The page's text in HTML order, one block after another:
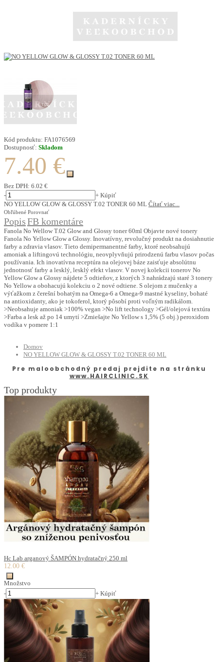
Kód produktu: FA1076569
Dostupnosť: Skladom
7.40 €
Bez DPH: 6.02 €
-
+ Kúpiť
NO YELLOW GLOW & GLOSSY T.02 TONER 60 ML Čítať viac...
Obľúbené Porovnať
PopisFB komentáre
Fanola No Wellow T.02 Glow and Glossy toner 60ml Objavte nové tonery
Fanola No Yellow Glow a Glossy. Inovatívny, revolučný produkt na dosiahnutie
farby a zdravia vlasov. Tieto demipermanentné farby, ktoré neobsahujú
amoniak a liftingovú technológiu, neovplyvňujú prirodzenú farbu vlasov počas
používania. Ich inovatívna receptúra na olejovej báze zaisťuje absolútnu
jednotnosť farby a lesklý, lesklý efekt vlasov. V novej kolekcii tonerov No
Yellow Glow a Glossy nájdete 5 odtieňov, z ktorých 3 nahrádzajú staré 3 tonery
No Yellow a obohacujú kolekciu o 2 nové odtiene. S olejom z mučenky a
výťažkom z čerešní bohatým na Omega-6 a Omega-9 mastné kyseliny, bohaté
na antioxidanty, ako je tokoferol, ktorý pôsobí proti voľným radikálom.
>Neobsahuje amoniak >100% vegan >No lift technology >Gél/olejová textúra
>Farba a lesk až po 14 umytí >Zmiešajte No Yellow s 1,5% (5 obj.) peroxidom
vodíka v pomere 1:1
Domov
NO YELLOW GLOW & GLOSSY T.02 TONER 60 ML
Pre maloobchodný predaj prejdite na stránku
www.HAIRCLINIC.SK
Top produkty
Hc Lab arganový ŠAMPÓN hydratačný 250 ml
12.00 €
Množstvo
-
+ Kúpiť